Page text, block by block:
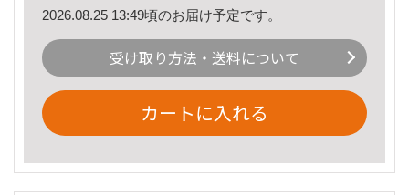
2026.08.25 13:49頃のお届け予定です。
受け取り方法・送料について
カートに入れる